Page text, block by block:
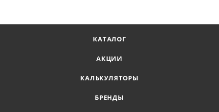
КАТАЛОГ
АКЦИИ
КАЛЬКУЛЯТОРЫ
БРЕНДЫ